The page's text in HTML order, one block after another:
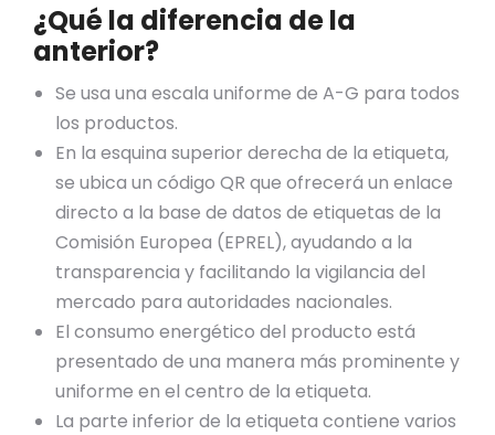
¿Qué la diferencia de la
anterior?
Se usa una escala uniforme de A-G para todos
los productos.
En la esquina superior derecha de la etiqueta,
se ubica un código QR que ofrecerá un enlace
directo a la base de datos de etiquetas de la
Comisión Europea (EPREL), ayudando a la
transparencia y facilitando la vigilancia del
mercado para autoridades nacionales.
El consumo energético del producto está
presentado de una manera más prominente y
uniforme en el centro de la etiqueta.
La parte inferior de la etiqueta contiene varios